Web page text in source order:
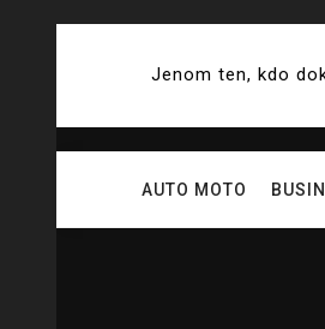
Jenom ten, kdo
AUTO MOTO